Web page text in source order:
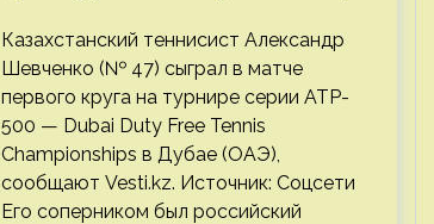
Казахстанский теннисист Александр
Шевченко (№ 47) сыграл в матче
первого круга на турнире серии ATP-
500 — Dubai Duty Free Tennis
Championships в Дубае (ОАЭ),
сообщают Vesti.kz. Источник: Соцсети
Его соперником был российский